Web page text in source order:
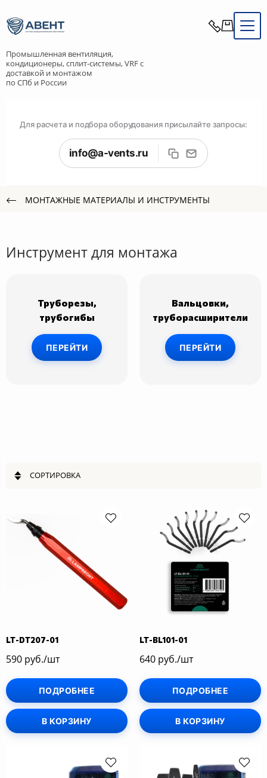
Промышленная вентиляция,
кондиционеры, сплит-системы, VRF с
доставкой и монтажом
по СПб и России
Для расчета и подбора оборудования присылайте запросы:
info@a-vents.ru
МОНТАЖНЫЕ МАТЕРИАЛЫ И ИНСТРУМЕНТЫ
Инструмент для монтажа
Труборезы,
трубогибы
ПЕРЕЙТИ
Вальцовки,
труборасширители
ПЕРЕЙТИ
СОРТИРОВКА
LT-DT207-01
590 руб./шт
ПОДРОБНЕЕ
В КОРЗИНУ
LT-BL101-01
640 руб./шт
ПОДРОБНЕЕ
В КОРЗИНУ